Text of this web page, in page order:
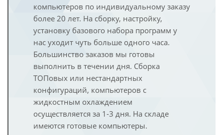
компьютеров по индивидуальному заказу
более 20 лет. На сборку, настройку,
установку базового набора программ у
нас уходит чуть больше одного часа.
Большинство заказов мы готовы
выполнить в течении дня. Сборка
ТОПовых или нестандартных
конфигураций, компьютеров с
жидкостным охлаждением
осуществляется за 1-3 дня. На складе
имеются готовые компьютеры.